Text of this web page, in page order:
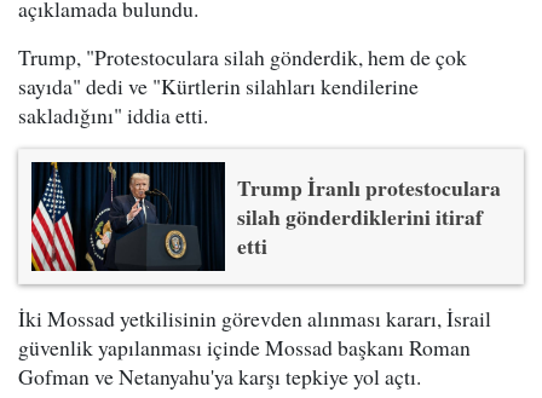
açıklamada bulundu.
Trump, "Protestoculara silah gönderdik, hem de çok
sayıda" dedi ve "Kürtlerin silahları kendilerine
sakladığını" iddia etti.
Trump İranlı protestoculara
silah gönderdiklerini itiraf
etti
İki Mossad yetkilisinin görevden alınması kararı, İsrail
güvenlik yapılanması içinde Mossad başkanı Roman
Gofman ve Netanyahu'ya karşı tepkiye yol açtı.